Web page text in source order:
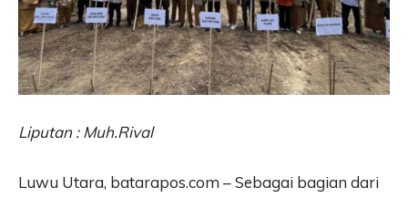
Liputan : Muh.Rival
Luwu Utara, batarapos.com – Sebagai bagian dari